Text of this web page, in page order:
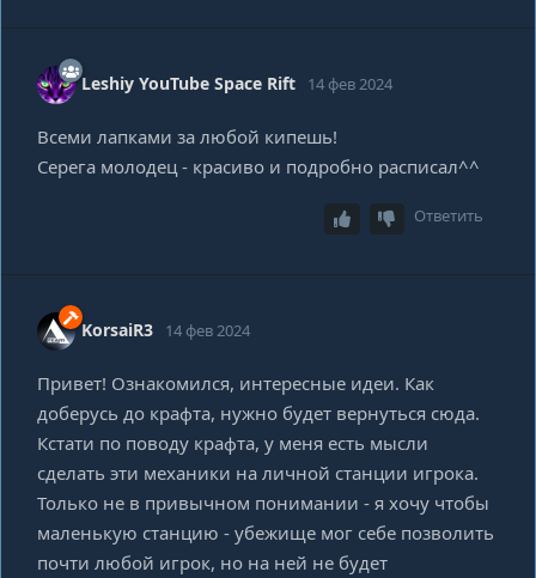
Leshiy YouTube Space Rift 14 фев 2024
Всеми лапками за любой кипешь!
Серега молодец - красиво и подробно расписал^^
Ответить
KorsaiR3 14 фев 2024
Привет! Ознакомился, интересные идеи. Как
доберусь до крафта, нужно будет вернуться сюда.
Кстати по поводу крафта, у меня есть мысли
сделать эти механики на личной станции игрока.
Только не в привычном понимании - я хочу чтобы
маленькую станцию - убежище мог себе позволить
почти любой игрок, но на ней не будет